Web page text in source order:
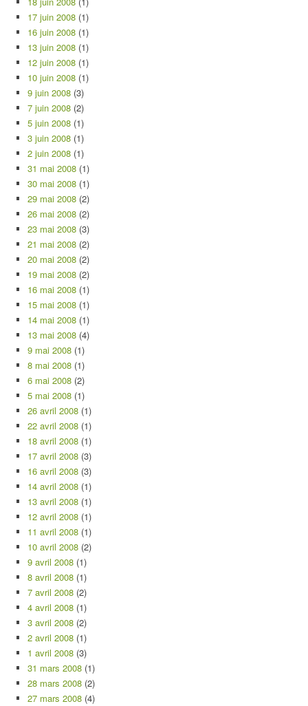
17 juin 2008 (1)
16 juin 2008 (1)
13 juin 2008 (1)
12 juin 2008 (1)
10 juin 2008 (1)
9 juin 2008 (3)
7 juin 2008 (2)
5 juin 2008 (1)
3 juin 2008 (1)
2 juin 2008 (1)
31 mai 2008 (1)
30 mai 2008 (1)
29 mai 2008 (2)
26 mai 2008 (2)
23 mai 2008 (3)
21 mai 2008 (2)
20 mai 2008 (2)
19 mai 2008 (2)
16 mai 2008 (1)
15 mai 2008 (1)
14 mai 2008 (1)
13 mai 2008 (4)
9 mai 2008 (1)
8 mai 2008 (1)
6 mai 2008 (2)
5 mai 2008 (1)
26 avril 2008 (1)
22 avril 2008 (1)
18 avril 2008 (1)
17 avril 2008 (3)
16 avril 2008 (3)
14 avril 2008 (1)
13 avril 2008 (1)
12 avril 2008 (1)
11 avril 2008 (1)
10 avril 2008 (2)
9 avril 2008 (1)
8 avril 2008 (1)
7 avril 2008 (2)
4 avril 2008 (1)
3 avril 2008 (2)
2 avril 2008 (1)
1 avril 2008 (3)
31 mars 2008 (1)
28 mars 2008 (2)
27 mars 2008 (4)